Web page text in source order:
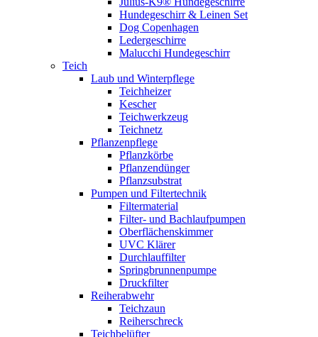
Hundegeschirr & Leinen Set
Dog Copenhagen
Ledergeschirre
Malucchi Hundegeschirr
Teich
Laub und Winterpflege
Teichheizer
Kescher
Teichwerkzeug
Teichnetz
Pflanzenpflege
Pflanzkörbe
Pflanzendünger
Pflanzsubstrat
Pumpen und Filtertechnik
Filtermaterial
Filter- und Bachlaufpumpen
Oberflächenskimmer
UVC Klärer
Durchlauffilter
Springbrunnenpumpe
Druckfilter
Reiherabwehr
Teichzaun
Reiherschreck
Teichbelüfter